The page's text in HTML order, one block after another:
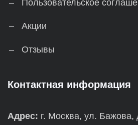
Пользовательское
Акции
Отзывы
Контактная информация
Адрес: г. Москва, ул. Бажова,